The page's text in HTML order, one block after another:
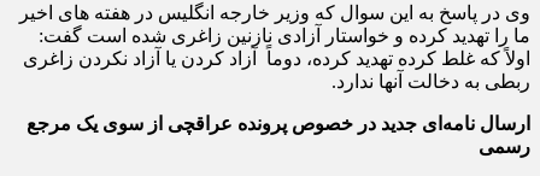
وی در پاسخ به این سوال که وزیر خارجه انگلیس در هفته های اخیر
ما را تهدید کرده و خواستار آزادی نازنین زاغری شده است گفت:
اولاً که غلط کرده تهدید کرده، دوماً آزاد کردن یا آزاد نکردن زاغری
ربطی به دخالت آنها ندارد.
ارسال نامه‌ای جدید در خصوص پرونده عراقچی از سوی یک مرجع
رسمی